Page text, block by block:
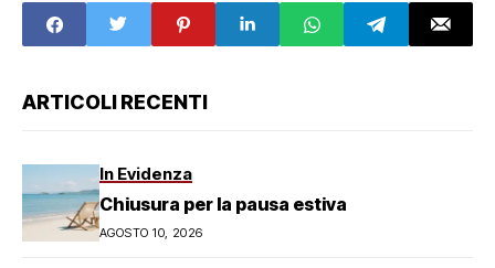
welfare di
categoria" (4
CFP)
ARTICOLI RECENTI
In Evidenza
Chiusura per la pausa estiva
AGOSTO 10, 2026